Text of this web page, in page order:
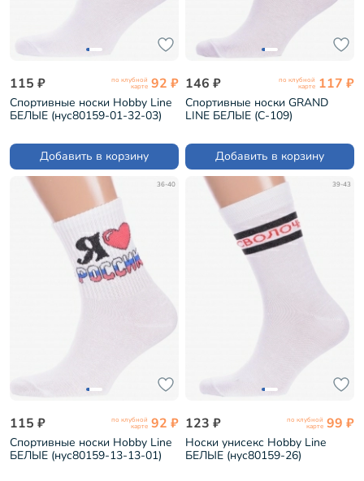
115 ₽ по клубной
карте 92 ₽
Спортивные носки Hobby Line
БЕЛЫЕ (нус80159-01-32-03)
Добавить в корзину
146 ₽ по клубной
карте 117 ₽
Спортивные носки GRAND
LINE БЕЛЫЕ (С-109)
Добавить в корзину
36-40
115 ₽ по клубной
карте 92 ₽
Спортивные носки Hobby Line
БЕЛЫЕ (нус80159-13-13-01)
39-43
123 ₽ по клубной
карте 99 ₽
Носки унисекс Hobby Line
БЕЛЫЕ (нус80159-26)